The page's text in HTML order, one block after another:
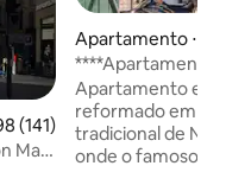
uma avaliação média de
(141)
Main
Apartamento ⋅
****Apartamento
MAR e
Apartamento
reformado em
tradicional de
onde o famoso